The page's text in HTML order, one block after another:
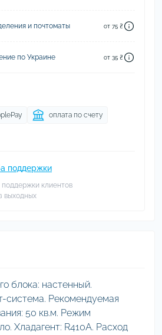
и почтоматы от 75 ₴
по Украине от 35 ₴
оплата по счету
поддержки
клиентов
выходных
блока: настенный.
система. Рекомендуемая
50 кв.м. Режим
Хладагент: R410A. Расход